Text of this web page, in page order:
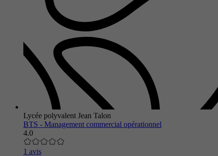
Lycée polyvalent Jean Talon
BTS - Management commercial opérationnel
4.0
1 avis